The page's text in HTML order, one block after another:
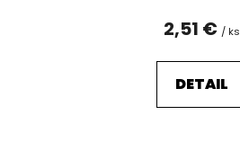
2,51 € / ks
DETAIL